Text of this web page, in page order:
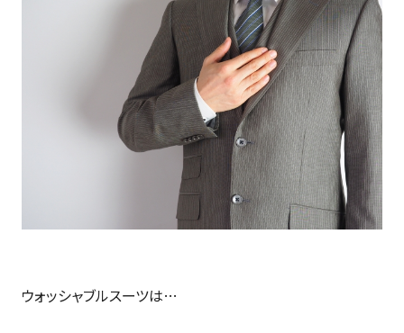
ウォッシャブルスーツは…